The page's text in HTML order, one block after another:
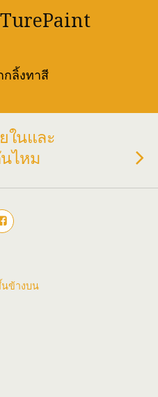
กลิ้งทาสี
ในและ
ไหม
ข้างบน